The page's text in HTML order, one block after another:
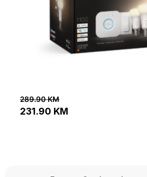
289.90KM
231.90 KM